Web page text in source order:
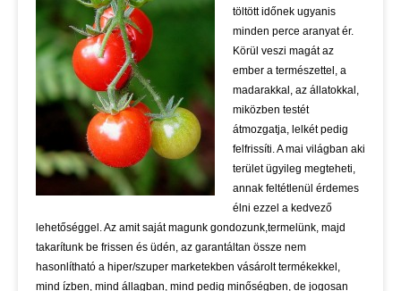
töltött időnek ugyanis
minden perce aranyat ér.
Körül veszi magát az
ember a természettel, a
madarakkal, az állatokkal,
miközben testét
átmozgatja, lelkét pedig
felfrissíti. A mai világban aki
terület ügyileg megteheti,
annak feltétlenül érdemes
élni ezzel a kedvező
lehetőséggel. Az amit saját magunk gondozunk,termelünk, majd
takarítunk be frissen és üdén, az garantáltan össze nem
hasonlítható a hiper/szuper marketekben vásárolt termékekkel,
mind ízben, mind állagban, mind pedig minőségben, de jogosan